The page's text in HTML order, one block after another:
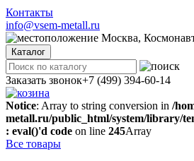
Контакты
info@vsem-metall.ru
Москва,
Каталог
Заказать звонок+7 (499) 394-60-14
Notice: Array to string conversion in /
metall.ru/public_html/system/library/
: eval()'d code on line 245Array
Все товары